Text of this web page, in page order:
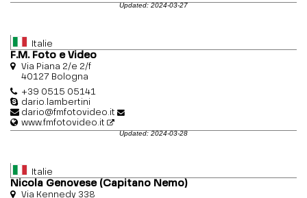
Updated: 2024-03-27
Italie
F.M. Foto e Video
Via Piana 2/e 2/f
40127 Bologna
+39 0515 05141
dario.lambertini
dario@fmfotovideo.it
www.fmfotovideo.it
Updated: 2024-03-28
Italie
Nicola Genovese (Capitano Nemo)
Via Kennedy 338